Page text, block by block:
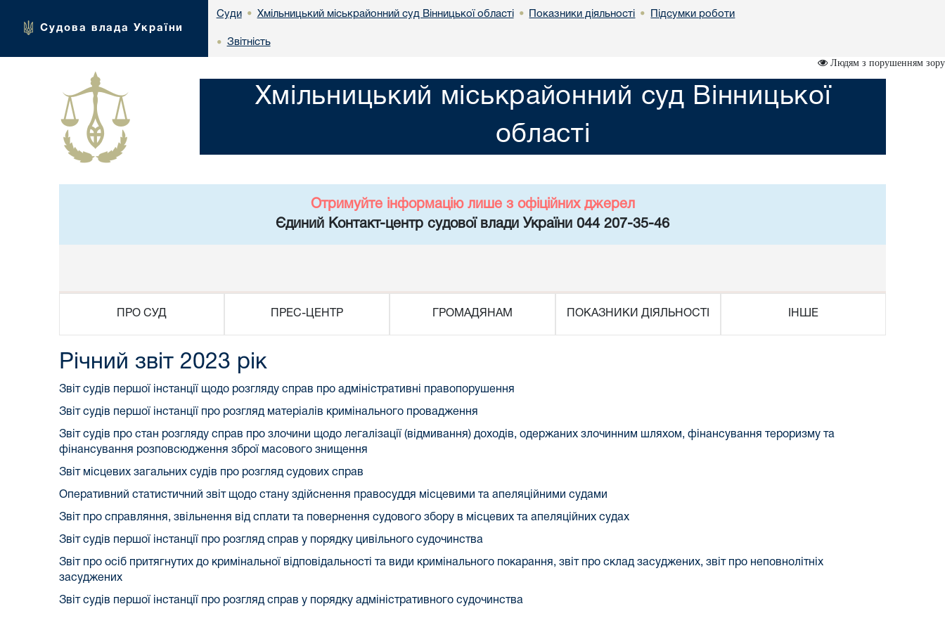
Судова влада України
Суди • Хмільницький міськрайонний суд Вінницької області • Показники діяльності • Підсумки роботи
• Звітність
Людям з порушенням зору
Хмільницький міськрайонний суд Вінницької
області
Отримуйте інформацію лише з офіційних джерел
Єдиний Контакт-центр судової влади України 044 207-35-46
ПРО СУД ПРЕС-ЦЕНТР ГРОМАДЯНАМ ПОКАЗНИКИ ДІЯЛЬНОСТІ ІНШЕ
Річний звіт 2023 рік
Звіт судів першої інстанції щодо розгляду справ про адміністративні правопорушення
Звіт судів першої інстанції про розгляд матеріалів кримінального провадження
Звіт судів про стан розгляду справ про злочини щодо легалізації (відмивання) доходів, одержаних злочинним шляхом, фінансування тероризму та
фінансування розповсюдження зброї масового знищення
Звіт місцевих загальних судів про розгляд судових справ
Оперативний статистичний звіт щодо стану здійснення правосуддя місцевими та апеляційними судами
Звіт про справляння, звільнення від сплати та повернення судового збору в місцевих та апеляційних судах
Звіт судів першої інстанції про розгляд справ у порядку цивільного судочинства
Звіт про осіб притягнутих до кримінальної відповідальності та види кримінального покарання, звіт про склад засуджених, звіт про неповнолітніх
засуджених
Звіт судів першої інстанції про розгляд справ у порядку адміністративного судочинства